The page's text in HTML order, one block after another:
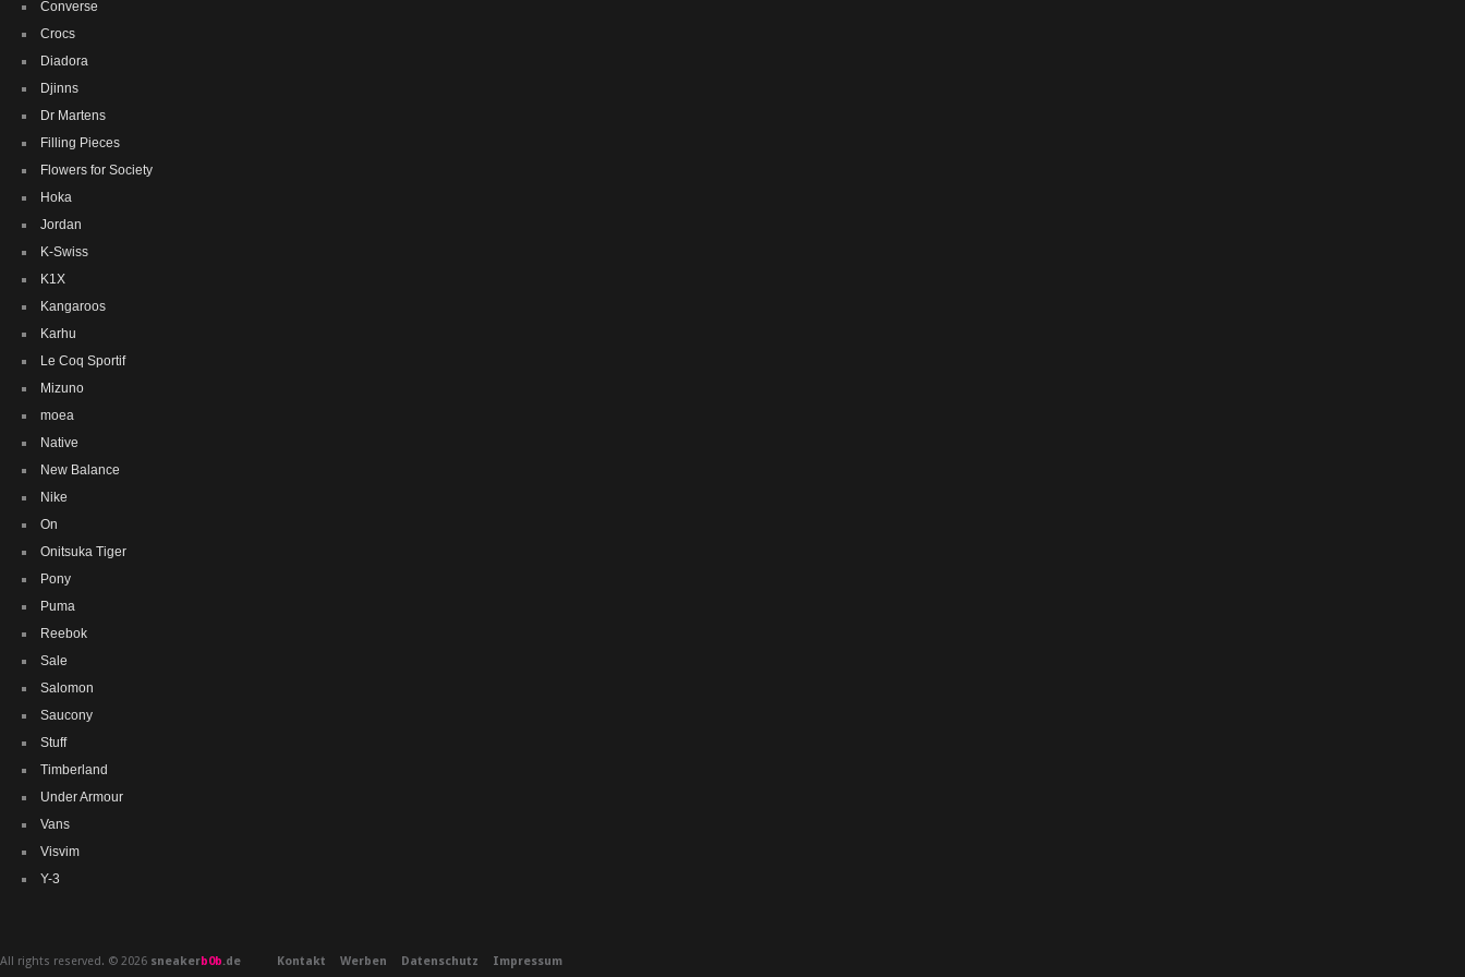
Converse
Crocs
Diadora
Djinns
Dr Martens
Filling Pieces
Flowers for Society
Hoka
Jordan
K-Swiss
K1X
Kangaroos
Karhu
Le Coq Sportif
Mizuno
moea
Native
New Balance
Nike
On
Onitsuka Tiger
Pony
Puma
Reebok
Sale
Salomon
Saucony
Stuff
Timberland
Under Armour
Vans
Visvim
Y-3
All rights reserved. © 2026 sneakerb0b.de Kontakt Werben Datenschutz Impressum